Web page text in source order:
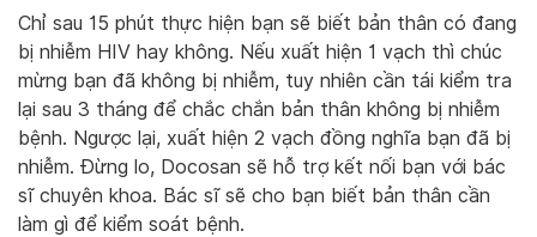
Chỉ sau 15 phút thực hiện bạn sẽ biết bản thân có đang
bị nhiễm HIV hay không. Nếu xuất hiện 1 vạch thì chúc
mừng bạn đã không bị nhiễm, tuy nhiên cần tái kiểm tra
lại sau 3 tháng để chắc chắn bản thân không bị nhiễm
bệnh. Ngược lại, xuất hiện 2 vạch đồng nghĩa bạn đã bị
nhiễm. Đừng lo, Docosan sẽ hỗ trợ kết nối bạn với bác
sĩ chuyên khoa. Bác sĩ sẽ cho bạn biết bản thân cần
làm gì để kiểm soát bệnh.